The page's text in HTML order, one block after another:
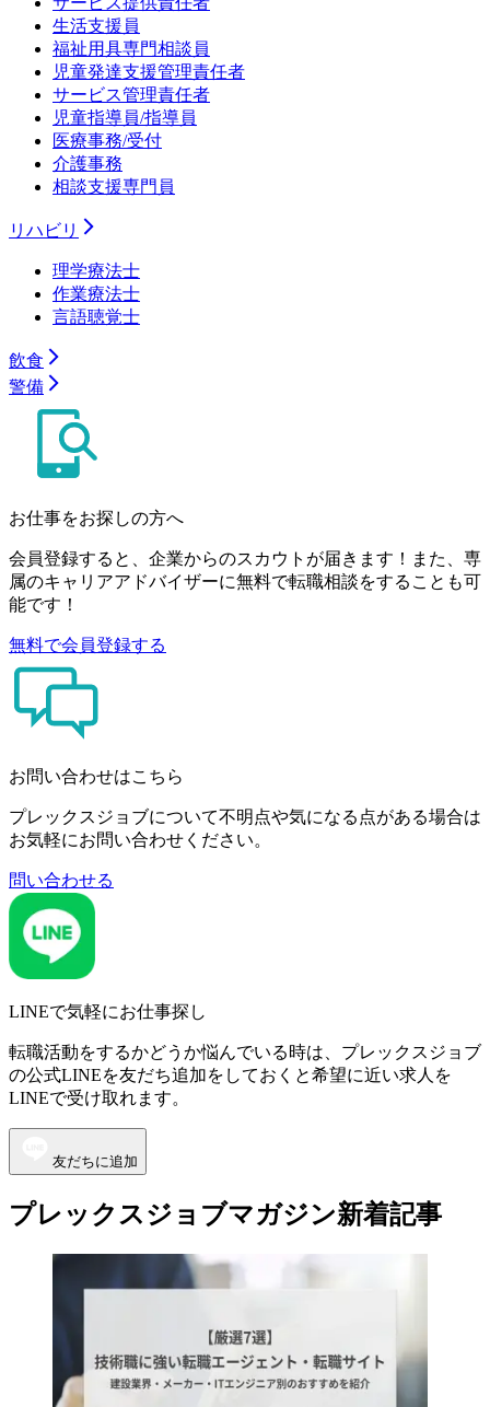
生活支援員
福祉用具専門相談員
児童発達支援管理責任者
サービス管理責任者
児童指導員/指導員
医療事務/受付
介護事務
相談支援専門員
リハビリ
理学療法士
作業療法士
言語聴覚士
飲食
警備
お仕事をお探しの方へ
会員登録すると、企業からのスカウトが届きます！また、専
属のキャリアアドバイザーに無料で転職相談をすることも可
能です！
無料で会員登録する
お問い合わせはこちら
プレックスジョブについて不明点や気になる点がある場合は
お気軽にお問い合わせください。
問い合わせる
LINEで気軽にお仕事探し
転職活動をするかどうか悩んでいる時は、プレックスジョブ
の公式LINEを友だち追加をしておくと希望に近い求人を
LINEで受け取れます。
友だちに追加
プレックスジョブマガジン新着記事